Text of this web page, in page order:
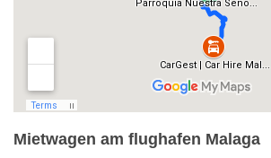
Mietwagen am flughafen Malaga